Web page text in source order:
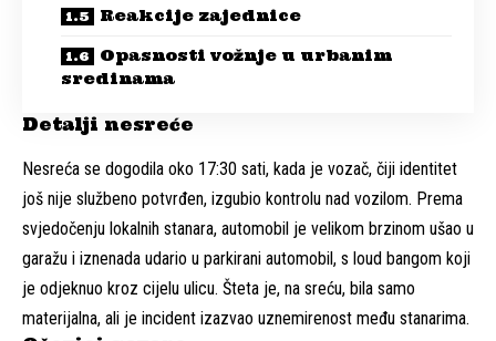
Reakcije zajednice
Opasnosti vožnje u urbanim
sredinama
Detalji nesreće
Nesreća se dogodila oko 17:30 sati, kada je vozač, čiji identitet
još nije službeno potvrđen, izgubio kontrolu nad vozilom. Prema
svjedočenju lokalnih stanara, automobil je velikom brzinom ušao u
garažu i iznenada udario u parkirani automobil, s loud bangom koji
je odjeknuo kroz cijelu ulicu. Šteta je, na sreću, bila samo
materijalna, ali je incident izazvao uznemirenost među stanarima.